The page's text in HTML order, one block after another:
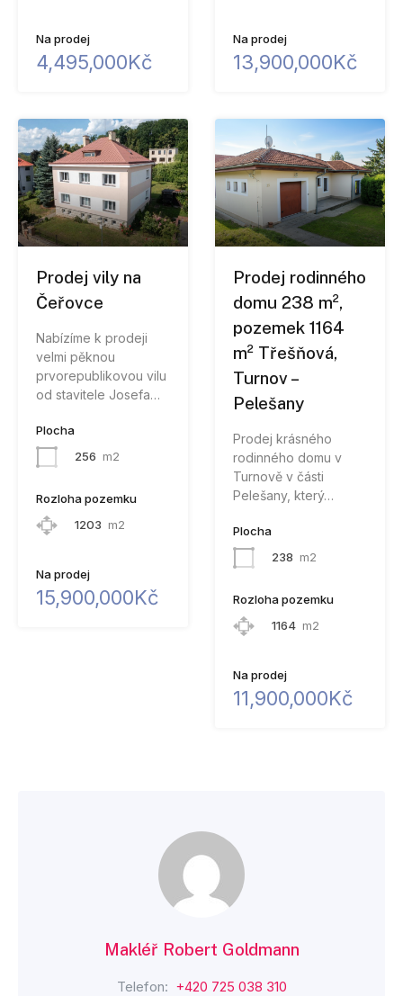
Na prodej
4,495,000Kč
Na prodej
13,900,000Kč
Prodej vily na
Čeřovce
Nabízíme k prodeji
velmi pěknou
prvorepublikovou vilu
od stavitele Josefa…
Plocha
256 m2
Rozloha pozemku
1203 m2
Na prodej
15,900,000Kč
Prodej rodinného
domu 238 m²,
pozemek 1164
m² Třešňová,
Turnov –
Pelešany
Prodej krásného
rodinného domu v
Turnově v části
Pelešany, který…
Plocha
238 m2
Rozloha pozemku
1164 m2
Na prodej
11,900,000Kč
Makléř Robert Goldmann
Telefon: +420 725 038 310